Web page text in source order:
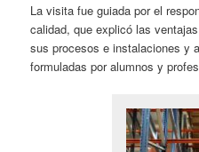
La visita fue guiada por el
calidad, que explicó las
sus procesos e instalaciones y
formuladas por alumnos y